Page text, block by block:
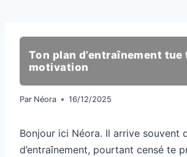
Ton plan d’entraînement tue
motivation
Par Néora 16/12/2025
Bonjour ici Néora. Il arrive souvent
d’entraînement, pourtant censé te